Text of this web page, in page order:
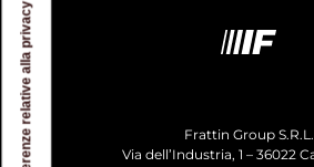
Frattin Group S.R.L.
Via dell’Industria, 1 – 36022